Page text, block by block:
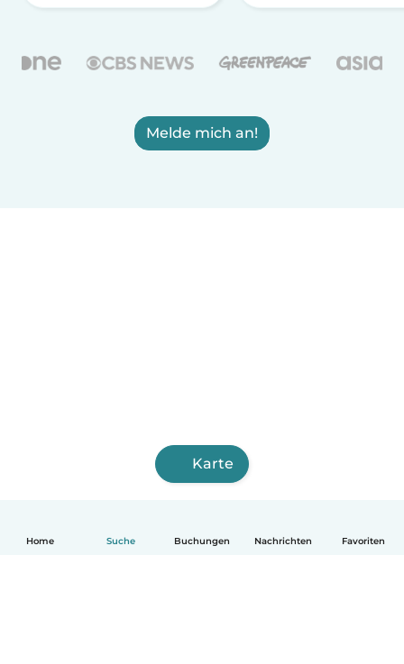
Home Suche Buchungen Nachrichten Favoriten
Melde mich an!
Karte